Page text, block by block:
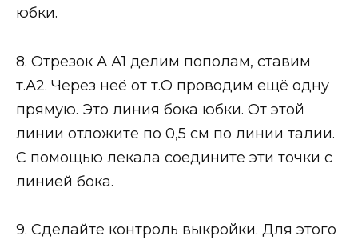
юбки.
8. Отрезок А А1 делим пополам, ставим
т.А2. Через неё от т.О проводим ещё одну
прямую. Это линия бока юбки. От этой
линии отложите по 0,5 см по линии талии.
С помощью лекала соедините эти точки с
линией бока.
9. Сделайте контроль выкройки. Для этого